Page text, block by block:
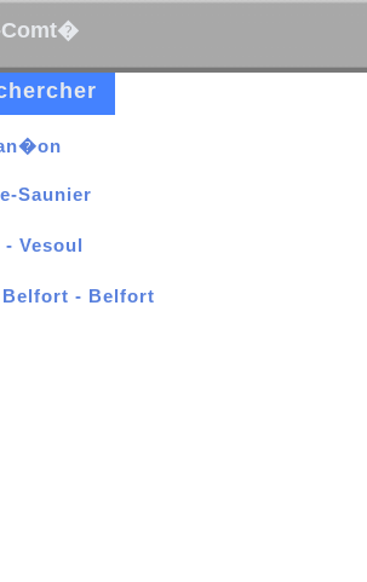
Comt�
Saunier
- Vesoul
- Belfort